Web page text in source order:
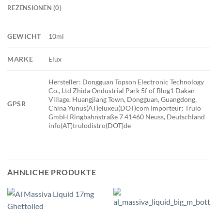
REZENSIONEN (0)
GEWICHT 10ml
MARKE Elux
GPSR
Hersteller: Dongguan Topson Electronic Technology
Co., Ltd Zhida Ondustrial Park 5f of Blog1 Dakan
Village, Huangjiang Town, Dongguan, Guangdong,
China Yunus(AT)eluxeu(DOT)com Importeur: Trulo
GmbH Ringbahnstraße 7 41460 Neuss, Deutschland
info(AT)trulodistro(DOT)de
ÄHNLICHE PRODUKTE